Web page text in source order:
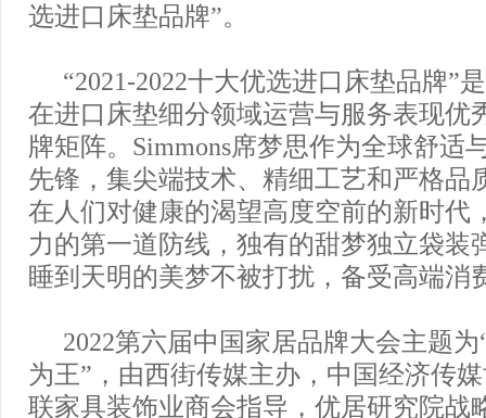
选进口床垫品牌”。
“2021-2022十大优选进口床垫品牌”
在进口床垫细分领域运营与服务表现优
牌矩阵。Simmons席梦思作为全球舒适
先锋，集尖端技术、精细工艺和严格品
在人们对健康的渴望高度空前的新时代
力的第一道防线，独有的甜梦独立袋装
睡到天明的美梦不被打扰，备受高端消
2022第六届中国家居品牌大会主题
为王”，由西街传媒主办，中国经济传
联家具装饰业商会指导，优居研究院战